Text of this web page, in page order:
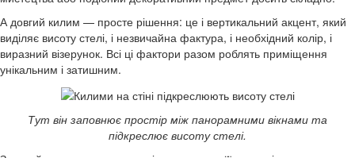
А довгий килим — просте рішення: це і вертикальний акцент, який
виділяє висоту стелі, і незвичайна фактура, і необхідний колір, і
виразний візерунок. Всі ці фактори разом роблять приміщення
унікальним і затишним.
Тут він заповнює простір між панорамними вікнами та
підкреслює висоту стелі.